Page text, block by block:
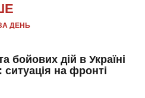
ДЕНЬ
бойових дій в Україні
ситуація на фронті